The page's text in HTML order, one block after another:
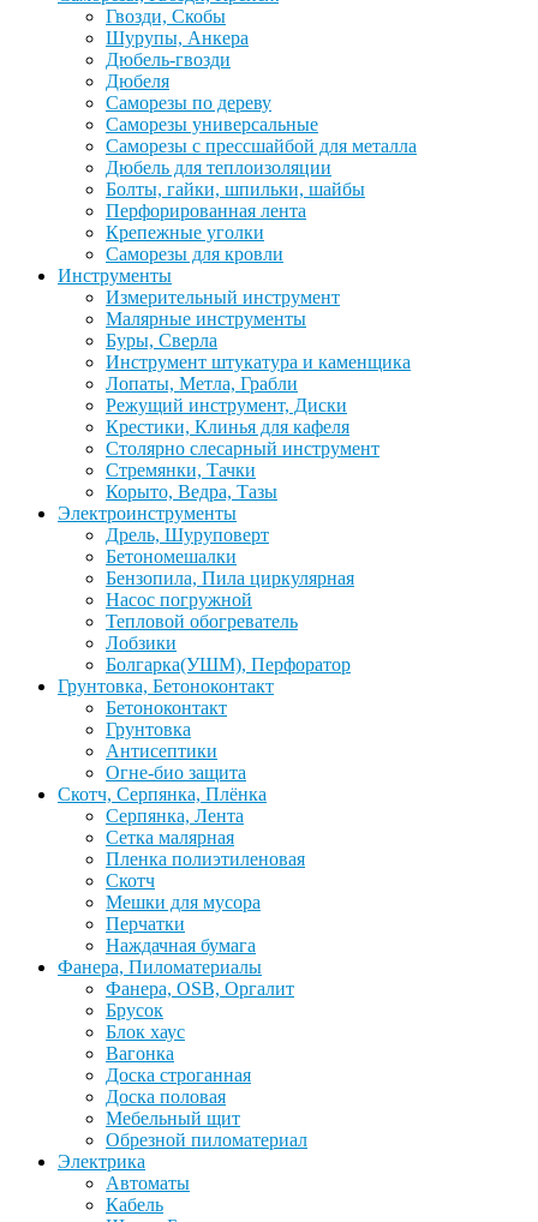
Гвозди, Скобы
Шурупы, Анкера
Дюбель-гвозди
Дюбеля
Саморезы по дереву
Саморезы универсальные
Саморезы с прессшайбой для металла
Дюбель для теплоизоляции
Болты, гайки, шпильки, шайбы
Перфорированная лента
Крепежные уголки
Саморезы для кровли
Инструменты
Измерительный инструмент
Малярные инструменты
Буры, Сверла
Инструмент штукатура и каменщика
Лопаты, Метла, Грабли
Режущий инструмент, Диски
Крестики, Клинья для кафеля
Столярно слесарный инструмент
Стремянки, Тачки
Корыто, Ведра, Тазы
Электроинструменты
Дрель, Шуруповерт
Бетономешалки
Бензопила, Пила циркулярная
Насос погружной
Тепловой обогреватель
Лобзики
Болгарка(УШМ), Перфоратор
Грунтовка, Бетоноконтакт
Бетоноконтакт
Грунтовка
Антисептики
Огне-био защита
Скотч, Серпянка, Плёнка
Серпянка, Лента
Сетка малярная
Пленка полиэтиленовая
Скотч
Мешки для мусора
Перчатки
Наждачная бумага
Фанера, Пиломатериалы
Фанера, OSB, Оргалит
Брусок
Блок хаус
Вагонка
Доска строганная
Доска половая
Мебельный щит
Обрезной пиломатериал
Электрика
Автоматы
Кабель